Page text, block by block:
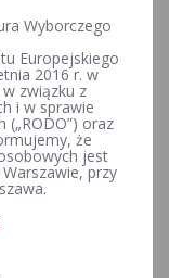
z dnia 20 sierpnia
dnia 20 marca
inicjatywnej w
z dnia 16 stycznia
w
Wyborczego
Europejskiego
2016 r. w
związku z
i w sprawie
(„RODO”) oraz
że
jest
przy